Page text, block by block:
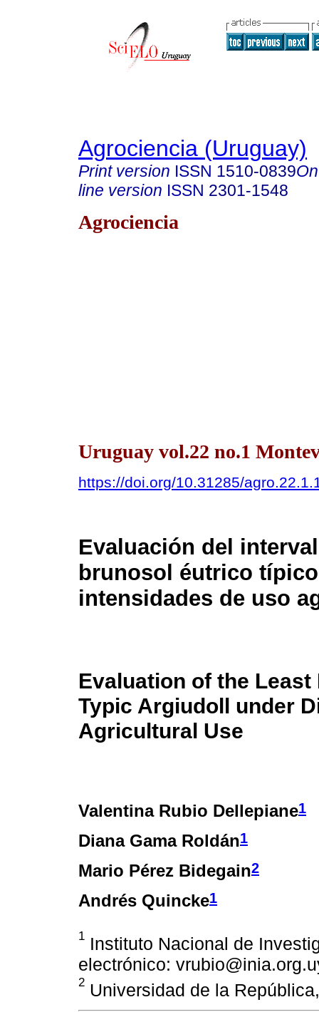
Agrociencia (Uruguay)
Print version ISSN 1510-0839
line version ISSN 2301-1548
Agrociencia
Uruguay vol.22 no.1
https://doi.org/10.31285/
Evaluación del
brunosol éutrico
intensidades de uso
Evaluation of the
Typic Argiudoll under
Agricultural Use
Valentina Rubio Dellepiane1
Diana Gama Roldán1
Mario Pérez Bidegain2
Andrés Quincke1
1 Instituto Nacional de
electrónico:
2 Universidad de la